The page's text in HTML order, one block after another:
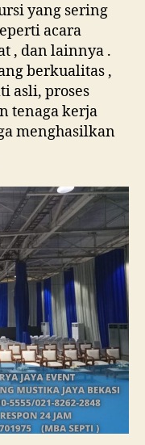
yang sering
acara
, dan lainnya .
berkualitas ,
asli, proses
tenaga kerja
menghasilkan